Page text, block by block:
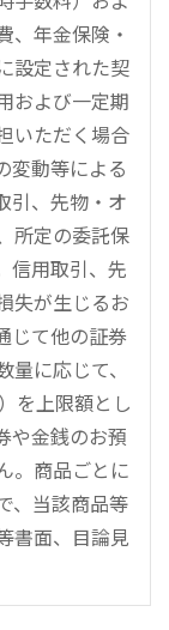
、年金保険・
設定された契
および一定期
いただく場合
変動等による
引、先物・オ
所定の委託保
信用取引、先
失が生じるお
じて他の証券
に応じて、
を上限額とし
や金銭のお預
。商品ごとに
、当該商品等
書面、目論見